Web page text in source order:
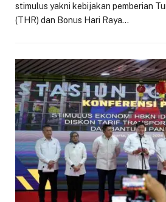
stimulus yakni kebijakan pemberian
(THR) dan Bonus Hari Raya…